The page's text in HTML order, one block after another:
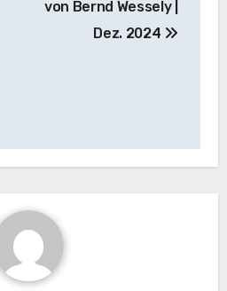
von Bernd Wessely |
Dez. 2024